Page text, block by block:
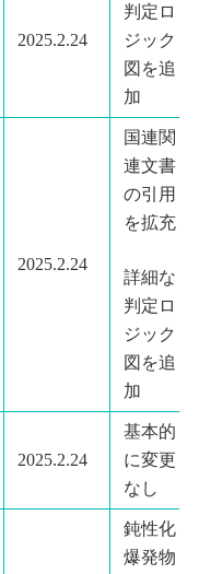
2025.2.24
判定ロ
ジック
図を追
加
2025.2.24
国連関
連文書
の引用
を拡充
詳細な
判定ロ
ジック
図を追
加
2025.2.24
基本的
に変更
なし
鈍性化
爆発物